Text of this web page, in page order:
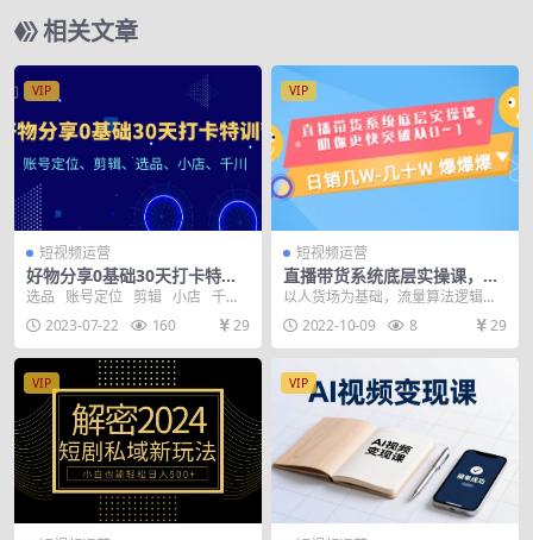
相关文章
VIP
短视频运营
好物分享0基础30天打卡特训
营：账号定位、剪辑、选品、
小店、千川
选品 账号定位 剪辑 小店 千川
30天我们一起从0—1走一遍 ...
2023-07-22 160 29
VIP
短视频运营
直播带货系统底层实操课，助
你更快突破从0~1，日销几W-
几十W 爆爆爆
以人货场为基础，流量算法逻辑为
核心 课程大纲： 模块一：做好直播
带货5大底层逻辑...
2022-10-09 8 29
VIP VIP